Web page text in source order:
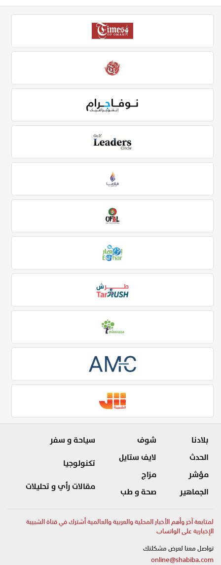
بلادنا
الحدث
مؤشر
الجماهير
شوف
لايف ستايل
مزاج
صحة و طب
سياحة و سفر
تكنولوجيا
مقالات رأي و تحليلات
لمتابعة آخر وأهم الأخبار المحلية والعربية والعالمية أشترك في قناة الشبيبة
الإخبارية على الواتساب
تواصل معنا لعرض مشكلتك
online@shabiba.com